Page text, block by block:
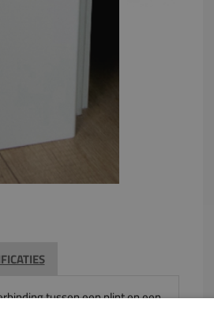
tussen een plint en een